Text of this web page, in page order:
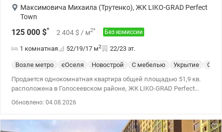
Максимовича Михаила (Трутенко), ЖК LIKO-GRAD Perfect
Town
125 000 $* 2 404 $ / м2* Без комиссии
1 комнатная 52/19/17 м2 22/23 эт.
Возле метро єОселя Новострой С мебелью Укрытие
Продается однокомнатная квартира общей площадью 51,9 кв.
расположена в Голосеевском районе, ЖК LIKO-GRAD Perfect
готовом доме 2021 года постройки, 22/23 этаж. Вид из окон на
меблирована качественной мебелью и оборудована
Обновлено: 04.08.2026